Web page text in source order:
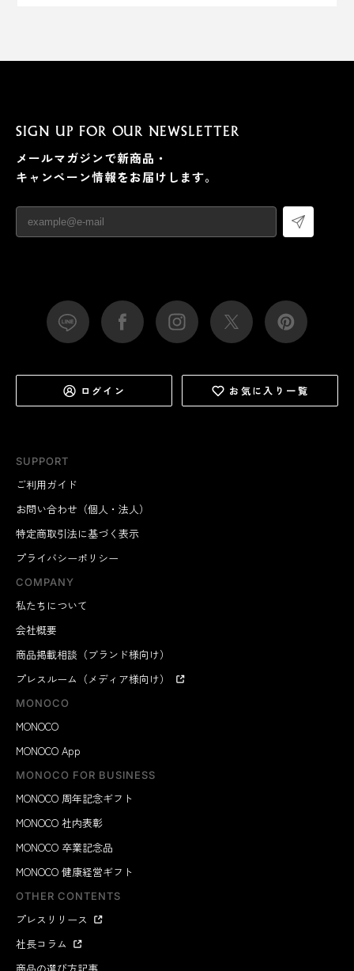
SUPPORT
ご利用ガイド
お問い合わせ（個人・法人）
特定商取引法に基づく表示
プライバシーポリシー
COMPANY
私たちについて
会社概要
商品掲載相談（ブランド様向け）
プレスルーム（メディア様向け）
MONOCO
MONOCO
MONOCO App
MONOCO FOR BUSINESS
MONOCO 周年記念ギフト
MONOCO 社内表彰
MONOCO 卒業記念品
MONOCO 健康経営ギフト
OTHER CONTENTS
プレスリリース
社長コラム
SIGN UP FOR OUR NEWSLETTER
メールマガジンで新商品・
キャンペーン情報をお届けします。
ログイン お気に入り一覧